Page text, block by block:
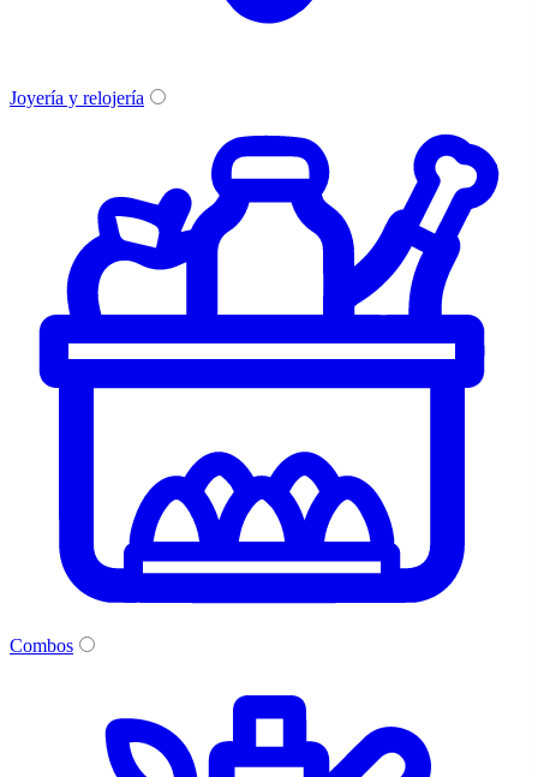
Joyería y relojería
Combos